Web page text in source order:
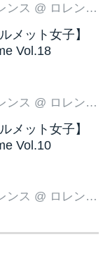
ンス @ ロレンス編集部
メット女子】
Vol.18
ンス @ ロレンス編集部
メット女子】
Vol.10
ンス @ ロレンス編集部